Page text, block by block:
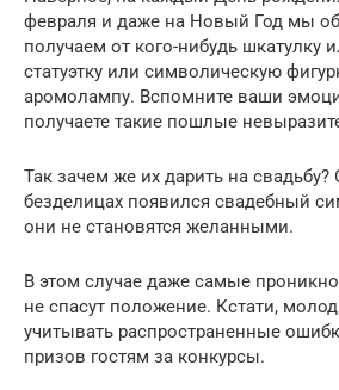
февраля и даже на Новый Год мы
получаем от кого-нибудь шкатулку
статуэтку или символическую
аромолампу. Вспомните ваши
получаете такие пошлые
Так зачем же их дарить на свадьбу?
безделицах появился свадебный
они не становятся желанными.
В этом случае даже самые
не спасут положение. Кстати,
учитывать распространенные
призов гостям за конкурсы.